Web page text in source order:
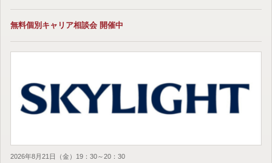
無料個別キャリア相談会 開催中
2026年8月21日（金）19：30～20：30